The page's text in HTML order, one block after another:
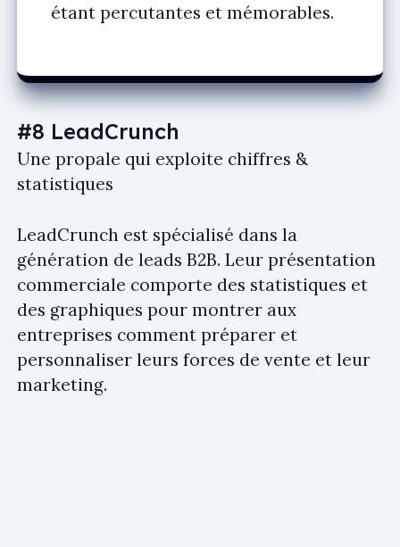
étant percutantes et mémorables.
#8 LeadCrunch
Une propale qui exploite chiffres &
statistiques
LeadCrunch est spécialisé dans la
génération de leads B2B. Leur présentation
commerciale comporte des statistiques et
des graphiques pour montrer aux
entreprises comment préparer et
personnaliser leurs forces de vente et leur
marketing.